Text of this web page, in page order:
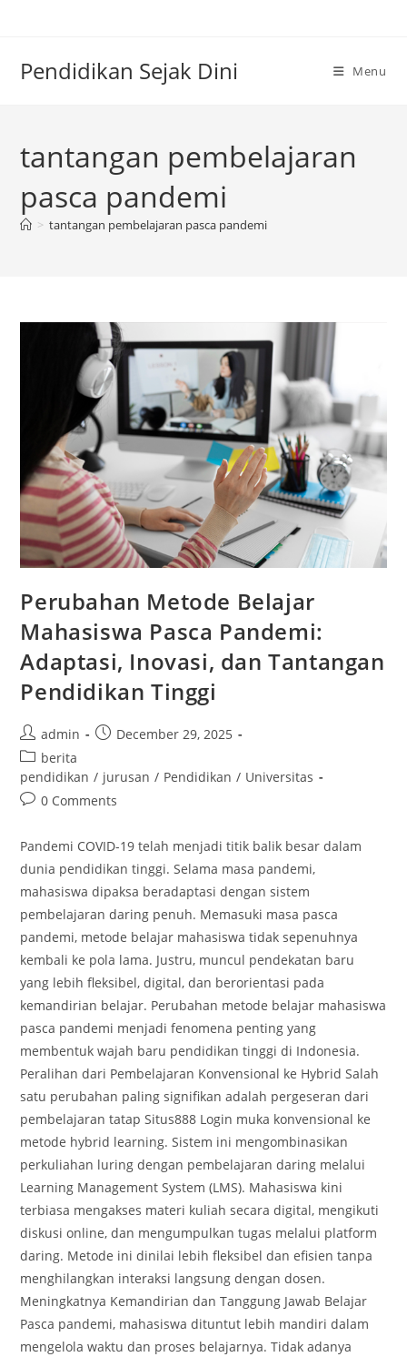
Pendidikan Sejak Dini Menu
tantangan pembelajaran
pasca pandemi
> tantangan pembelajaran pasca pandemi
Perubahan Metode Belajar
Mahasiswa Pasca Pandemi:
Adaptasi, Inovasi, dan Tantangan
Pendidikan Tinggi
Post
author:
admin
PostDecember 29, 2025
Post
category:
berita
pendidikan / jurusan / Pendidikan / Universitas
Post0 Comments
Pandemi COVID-19 telah menjadi titik balik besar dalam
dunia pendidikan tinggi. Selama masa pandemi,
mahasiswa dipaksa beradaptasi dengan sistem
pembelajaran daring penuh. Memasuki masa pasca
pandemi, metode belajar mahasiswa tidak sepenuhnya
kembali ke pola lama. Justru, muncul pendekatan baru
yang lebih fleksibel, digital, dan berorientasi pada
kemandirian belajar. Perubahan metode belajar mahasiswa
pasca pandemi menjadi fenomena penting yang
membentuk wajah baru pendidikan tinggi di Indonesia.
Peralihan dari Pembelajaran Konvensional ke Hybrid Salah
satu perubahan paling signifikan adalah pergeseran dari
pembelajaran tatap Situs888 Login muka konvensional ke
metode hybrid learning. Sistem ini mengombinasikan
perkuliahan luring dengan pembelajaran daring melalui
Learning Management System (LMS). Mahasiswa kini
terbiasa mengakses materi kuliah secara digital, mengikuti
diskusi online, dan mengumpulkan tugas melalui platform
daring. Metode ini dinilai lebih fleksibel dan efisien tanpa
menghilangkan interaksi langsung dengan dosen.
Meningkatnya Kemandirian dan Tanggung Jawab Belajar
Pasca pandemi, mahasiswa dituntut lebih mandiri dalam
mengelola waktu dan proses belajarnya. Tidak adanya